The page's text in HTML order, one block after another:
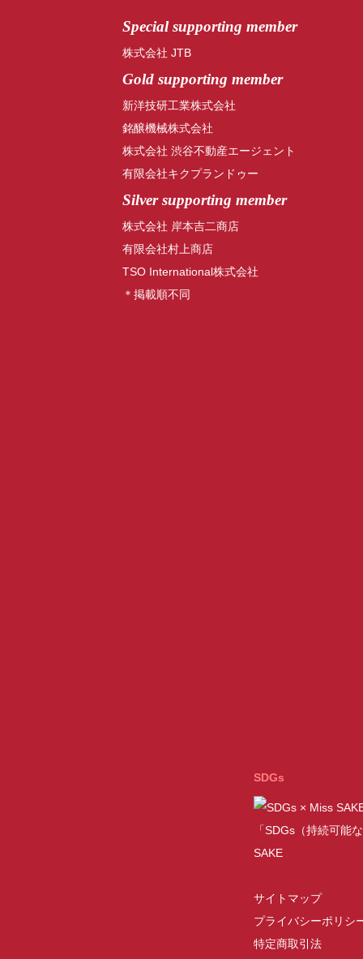
Specialsupporting member
株式会社 JTB
Gold supporting member
新洋技研工業株式会社
銘醸機械株式会社
株式会社 渋谷不動産エージェント
有限会社キクプランドゥー
Silver supporting member
株式会社 岸本吉二商店
有限会社村上商店
TSO International株式会社
＊掲載順不同
SDGs
「SDGs（持続可能
SAKE
サイトマップ
プライバシーポリシ
特定商取引法